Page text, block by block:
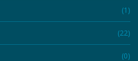
(1)
(22)
(0)